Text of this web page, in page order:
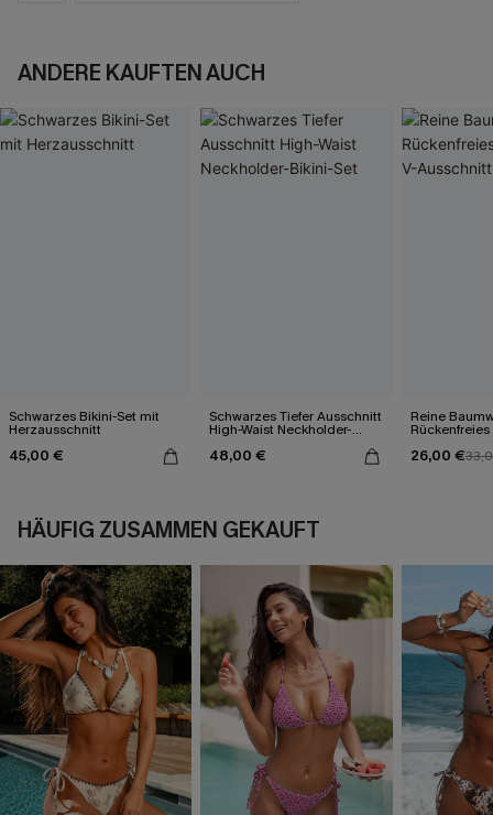
ANDERE KAUFTEN AUCH
Schwarzes Bikini-Set mit
Herzausschnitt
45,00 €
Schwarzes Tiefer Ausschnitt
High-Waist Neckholder-
Bikini-Set
48,00 €
Reine
26,00 €
HÄUFIG ZUSAMMEN GEKAUFT